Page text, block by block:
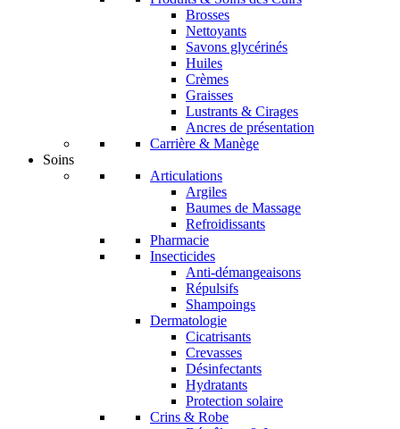
Brosses
Nettoyants
Savons glycérinés
Huiles
Crèmes
Graisses
Lustrants & Cirages
Ancres de présentation
Carrière & Manège
Soins
Articulations
Argiles
Baumes de Massage
Refroidissants
Pharmacie
Insecticides
Anti-démangeaisons
Répulsifs
Shampoings
Dermatologie
Cicatrisants
Crevasses
Désinfectants
Hydratants
Protection solaire
Crins & Robe